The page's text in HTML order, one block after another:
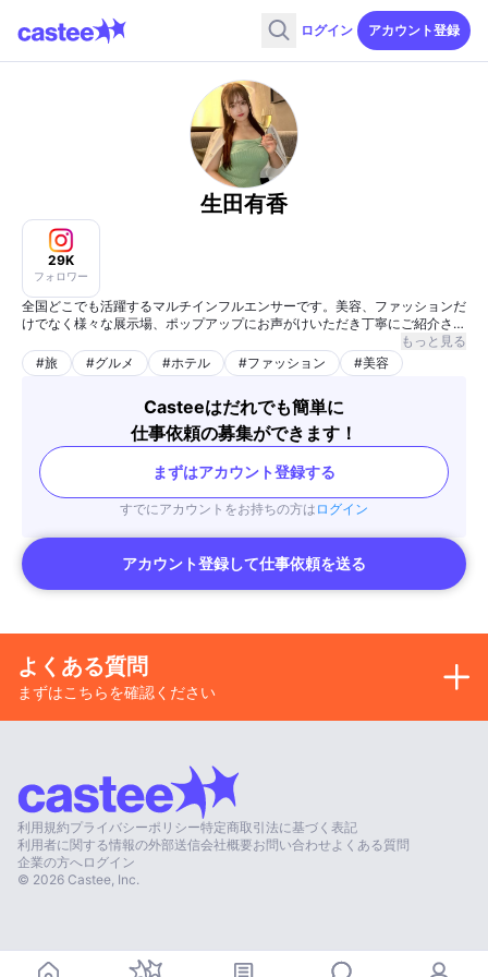
ログイン アカウント登録
生田有香
29K
フォロワー
全国どこでも活躍するマルチインフルエンサーです。美容、ファッションだ
けでなく様々な展示場、ポップアップにお声がけいただき丁寧にご紹介させ
芸能事務所所属。
もっと見る
#旅 #グルメ #ホテル #ファッション #美容
Casteeはだれでも簡単に
仕事依頼の募集ができます！
まずはアカウント登録する
すでにアカウントをお持ちの方は ログイン
アカウント登録して仕事依頼を送る
よくある質問
まずはこちらを確認ください
利用規約プライバシーポリシー特定商取引法に基づく表記
利用者に関する情報の外部送信会社概要お問い合わせ よくある質問
企業の方へログイン
© 2026 Castee, Inc.